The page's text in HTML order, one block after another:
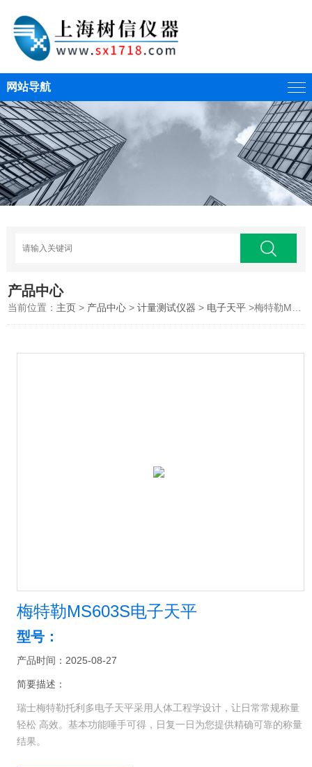
网站导航
产品中心
当前位置： 主页 > 产品中心 >计量测试仪器 > 电子天平 >梅特勒MS603S电子天平
梅特勒MS603S电子天平
型号：
产品时间：2025-08-27
简要描述：
瑞士梅特勒托利多电子天平采用人体工程学设计，让日常常规称量
轻松 高效。基本功能唾手可得，日复一日为您提供精确可靠的称量
结果。